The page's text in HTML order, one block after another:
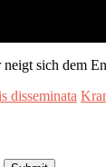
sich dem
disseminata